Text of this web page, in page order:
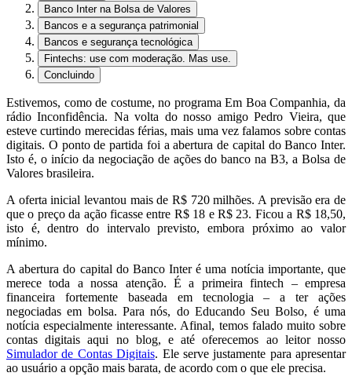
Banco Inter na Bolsa de Valores
Bancos e a segurança patrimonial
Bancos e segurança tecnológica
Fintechs: use com moderação. Mas use.
Concluindo
Estivemos, como de costume, no programa Em Boa Companhia, da
rádio Inconfidência. Na volta do nosso amigo Pedro Vieira, que
esteve curtindo merecidas férias, mais uma vez falamos sobre contas
digitais. O ponto de partida foi a abertura de capital do Banco Inter.
Isto é, o início da negociação de ações do banco na B3, a Bolsa de
Valores brasileira.
A oferta inicial levantou mais de R$ 720 milhões. A previsão era de
que o preço da ação ficasse entre R$ 18 e R$ 23. Ficou a R$ 18,50,
isto é, dentro do intervalo previsto, embora próximo ao valor
mínimo.
A abertura do capital do Banco Inter é uma notícia importante, que
merece toda a nossa atenção. É a primeira fintech – empresa
financeira fortemente baseada em tecnologia – a ter ações
negociadas em bolsa. Para nós, do Educando Seu Bolso, é uma
notícia especialmente interessante. Afinal, temos falado muito sobre
contas digitais aqui no blog, e até oferecemos ao leitor nosso
Simulador de Contas Digitais. Ele serve justamente para apresentar
ao usuário a opção mais barata, de acordo com o que ele precisa.